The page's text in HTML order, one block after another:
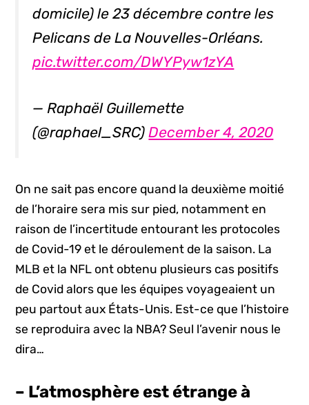
domicile) le 23 décembre contre les
Pelicans de La Nouvelles-Orléans.
pic.twitter.com/DWYPyw1zYA
— Raphaël Guillemette
(@raphael_SRC)December 4, 2020
On ne sait pas encore quand la deuxième moitié
de l’horaire sera mis sur pied, notamment en
raison de l’incertitude entourant les protocoles
de Covid-19 et le déroulement de la saison. La
MLB et la NFL ont obtenu plusieurs cas positifs
de Covid alors que les équipes voyageaient un
peu partout aux États-Unis. Est-ce que l’histoire
se reproduira avec la NBA? Seul l’avenir nous le
dira…
– L’atmosphère est étrange à